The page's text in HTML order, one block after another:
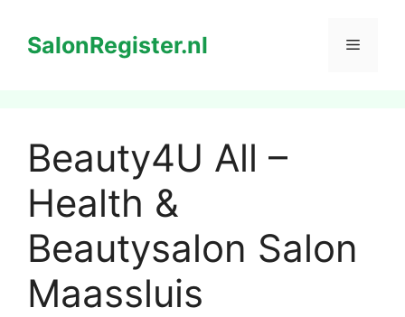
naarSalonRegister.nl Menu
Beauty4U All –
Health &
Beautysalon Salon
Maassluis